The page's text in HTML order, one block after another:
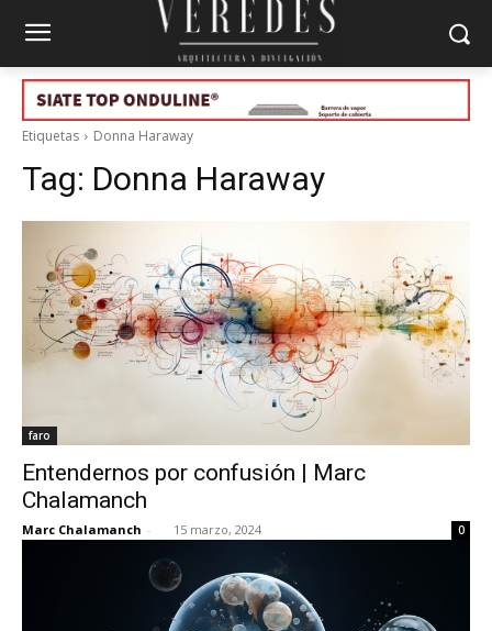
Etiquetas Donna Haraway
Tag: Donna Haraway
faro
Entendernos por confusión | Marc
Chalamanch
Marc Chalamanch - 15 marzo, 2024 0